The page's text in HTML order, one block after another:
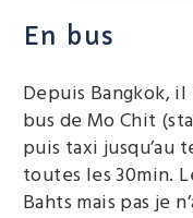
En bus
Depuis Bangkok,
bus de Mo Chit
puis taxi jusqu’au
toutes les 30min.
Bahts mais pas je